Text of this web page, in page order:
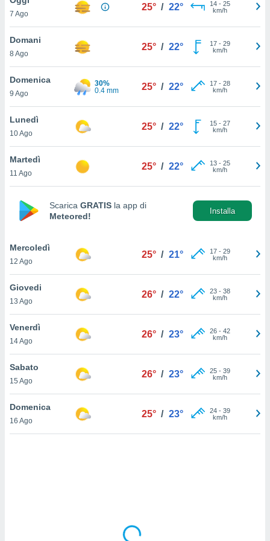
è
al sito
di
ci
di
il
un
la
nella
cookie
il tuo
in
a piè
del
7 Ago
25° / 22° 14- 25
km/h
Domani
8 Ago
25° / 22° 17- 29
km/h
Domenica
9 Ago
30%
0.4 mm
25° / 22° 17- 28
km/h
Lunedì
10 Ago
25° / 22° 15- 27
km/h
Martedì
11 Ago
25° / 22° 13- 25
km/h
Scarica GRATIS la app di
Meteored!
Installa
Mercoledì
12 Ago
25° / 21° 17- 29
km/h
Giovedi
13 Ago
26° / 22° 23- 38
km/h
Venerdì
14 Ago
26° / 23° 26- 42
km/h
Sabato
15 Ago
26° / 23° 25- 39
km/h
Domenica
16 Ago
25° / 23° 24- 39
km/h